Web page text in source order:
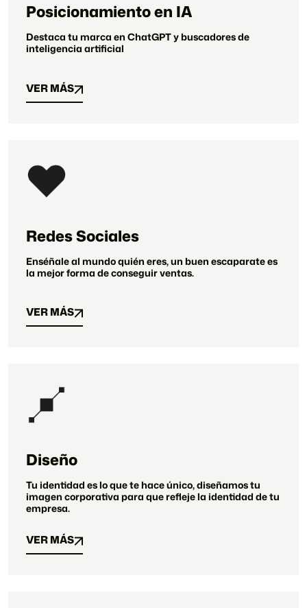
Posicionamiento en IA
Destaca tu marca en ChatGPT y buscadores de
inteligencia artificial
VER MÁS
VER MÁS
Redes Sociales
Enséñale al mundo quién eres, un buen escaparate es
la mejor forma de conseguir ventas.
VER MÁS
VER MÁS
Diseño
Tu identidad es lo que te hace único, diseñamos tu
imagen corporativa para que refleje la identidad de tu
empresa.
VER MÁS
VER MÁS